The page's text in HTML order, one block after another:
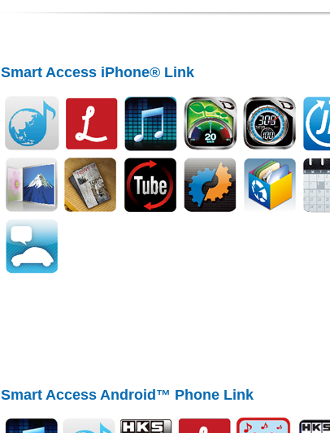
Smart Access iPhone® Link
Smart Access Android™ Phone Link